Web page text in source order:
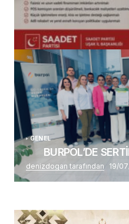
(başlıksız)
Alaattin Karahan tarafından 14/
GENEL
BURPOL’DE
denizdogan tarafından 19/